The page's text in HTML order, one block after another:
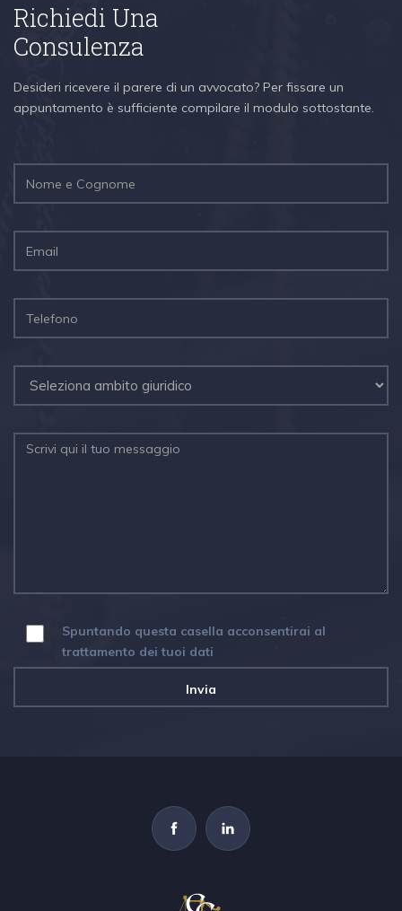
Richiedi Una
Consulenza
Desideri ricevere il parere di un avvocato? Per fissare un
appuntamento è sufficiente compilare il modulo sottostante.
Spuntando questa casella acconsentirai al
trattamento dei tuoi dati